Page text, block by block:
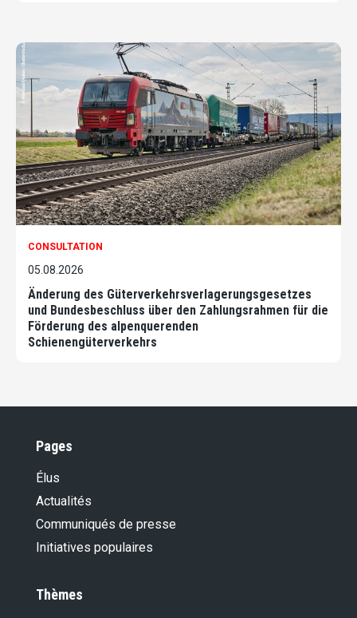
CONSULTATION
05.08.2026
Änderung des Güterverkehrsverlagerungsgesetzes
und Bundesbeschluss über den Zahlungsrahmen für die
Förderung des alpenquerenden
Schienengüterverkehrs
Pages
Élus
Actualités
Communiqués de presse
Initiatives populaires
Thèmes